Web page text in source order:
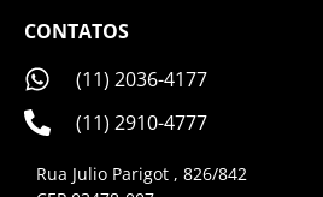
CONTATOS
(11) 2036-4177
(11) 2910-4777
Rua Julio Parigot , 826/842